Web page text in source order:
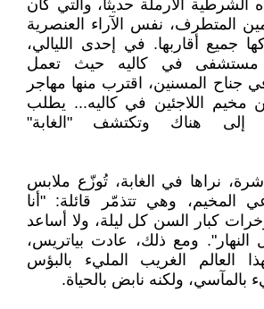
الشرطية الأرملة حديثًا، والتي كان
المتطرف، نفس الآراء العنصرية
جميع أقاربها. في إحدى الليالي،
مستشفى في كاليه حيث تعمل
المسنين، اقترب منها مهاجر
اللاجئين في كاليه... يطلب
إلى هناك وتكتشف "الغابة"
نراها في الغابة، تُوزّع ملابس
المخيم، وهي تتذمّر قائلة: "أنا
كبار السن كل ليلة، ولا أساعد
النهار". ومع ذلك، عادت بياتريس،
العالم الغريب المليء بالبؤس
بالمآسي، ولكنه نابض بالحياة.